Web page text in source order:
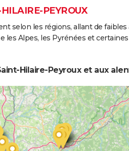
PEYROUX
selon les régions, allant de faibles
les Alpes, les Pyrénées et
Hilaire-Peyroux et aux